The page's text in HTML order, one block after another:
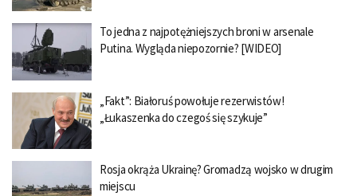
To jedna z najpotężniejszych broni w arsenale
Putina. Wygląda niepozornie? [WIDEO]
„Fakt”: Białoruś powołuje rezerwistów!
„Łukaszenka do czegoś się szykuje”
Rosja okrąża Ukrainę? Gromadzą wojsko w drugim
miejscu